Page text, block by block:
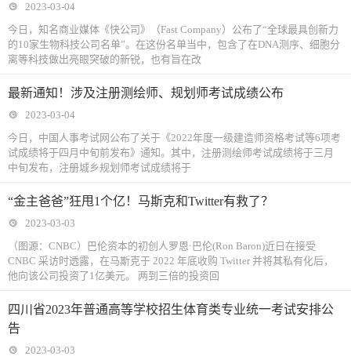
2023-03-04
今日，知名商业媒体《快公司》（Fast Company）公布了“全球最具创新力
的10家生物科技公司名单”。在这份名单当中，包含了在DNA测序、细胞分
离等科技做出亮眼突破的新锐，也有旨在改
最新通知！涉及注册测绘师、规划师考试成绩公布
2023-03-04
今日，中国人事考试网公布了关于《2022年度一级建造师资格考试等6项考
试成绩将于四月中旬前发布》通知。其中，注册测绘师考试成绩将于三月
中旬发布，注册城乡规划师考试成绩将于
“金主爸爸”狂甩1个亿！马斯克和Twitter有救了？
2023-03-03
（图源：CNBC）巴伦资本的初创人罗恩·巴伦(Ron Baron)近日在接受
CNBC 采访时透露，在马斯克于 2022 年底收购 Twitter 并将其私有化后，
他向该公司投资了1亿美元。 两到三倍的投资回
四川省2023年普通高等学校招生体育类专业统一考试安排公
告
2023-03-03